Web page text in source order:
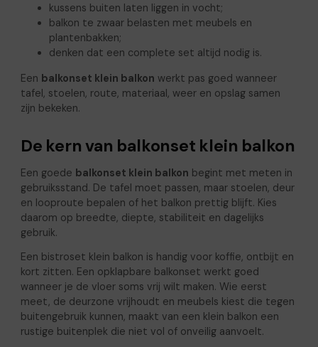
kussens buiten laten liggen in vocht;
balkon te zwaar belasten met meubels en
plantenbakken;
denken dat een complete set altijd nodig is.
Een balkonset klein balkon werkt pas goed wanneer
tafel, stoelen, route, materiaal, weer en opslag samen
zijn bekeken.
De kern van balkonset klein balkon
Een goede balkonset klein balkon begint met meten in
gebruiksstand. De tafel moet passen, maar stoelen, deur
en looproute bepalen of het balkon prettig blijft. Kies
daarom op breedte, diepte, stabiliteit en dagelijks
gebruik.
Een bistroset klein balkon is handig voor koffie, ontbijt en
kort zitten. Een opklapbare balkonset werkt goed
wanneer je de vloer soms vrij wilt maken. Wie eerst
meet, de deurzone vrijhoudt en meubels kiest die tegen
buitengebruik kunnen, maakt van een klein balkon een
rustige buitenplek die niet vol of onveilig aanvoelt.